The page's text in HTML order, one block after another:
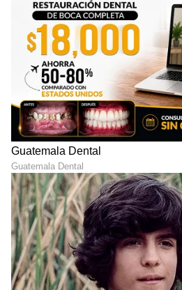
ABOUT THE AUTHOR
NK Naveen Kodase
ನವೀನ್ ಕೊಡಸೆ ಏಷ್ಯಾನೆಟ್ ಕನ್ನಡದಲ್ಲಿ ಮುಖ್ಯ ಉಪಸಂಪಾದಕ.
ಕಳೆದ 9 ವರ್ಷಗಳಿಂದಲೂ ಮಾಧ್ಯಮ
ಮಲೆನಾಡಿನ ಹುಡುಗ. ಕುವೆಂಪು
ರಾಜ್‌ ನ್ಯೂಸ್‌ ಮೂಲಕ ಮಾಧ್ಯಮ
ಡಿಜಿಟಲ್‌ ಮಾಧ್ಯಮ ಲೋಕದಲ್ಲಿ
ಕ್ರೀಡೆ, ರಾಜಕೀಯ, ಸಾಹಿತ್ಯದಲ್ಲಿದೆ
ಜೀವಾಳ.
ಕ್ರಿಕೆಟ್ ಟೀಮ್ ಇಂಡಿಯಾ ಆಸ್ಟ್ರೇಲಿಯಾ
ಕ್ರಿಕೆಟ್ ಮತ್ತು ಕ್ರೀಡಾ ಜಗತ್ತಿನ (
Kannada) ಕ್ಷಣಕ್ಷಣದ ಕನ್ನಡ
ಏಷ್ಯಾನೆಟ್ ಸುವರ್ಣ ನ್ಯೂಸ್‌
Live ಸೇರಿದಂತೆ ಟೀಂ ಇಂಡಿಯಾದ
(Cricket News in Kannada
ಮತ್ತು ನೇರ ಪ್ರಸಾರಗಳೊಂದಿಗೆ